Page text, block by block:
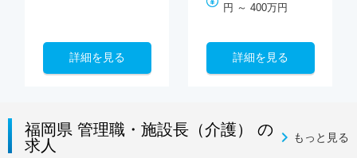
詳細を見る
円 ～ 400万円
詳細を見る
福岡県 管理職・施設長（介護） の
求人
もっと見る